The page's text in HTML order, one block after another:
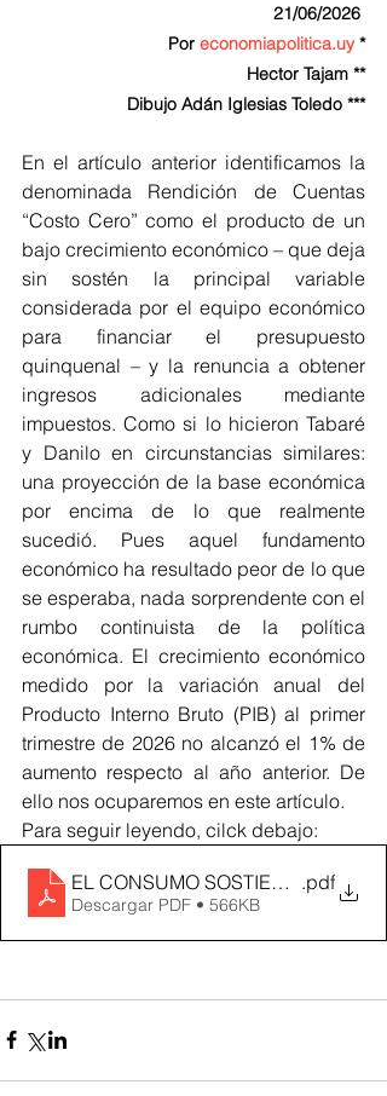
21/06/2026
Por economiapolitica.uy *
Hector Tajam **
Dibujo Adán Iglesias Toledo ***
En el artículo anterior identificamos la
denominada Rendición de Cuentas
“Costo Cero” como el producto de un
bajo crecimiento económico – que deja
sin sostén la principal variable
considerada por el equipo económico
para financiar el presupuesto
quinquenal – y la renuncia a obtener
ingresos adicionales mediante
impuestos. Como si lo hicieron Tabaré
y Danilo en circunstancias similares:
una proyección de la base económica
por encima de lo que realmente
sucedió. Pues aquel fundamento
económico ha resultado peor de lo que
se esperaba, nada sorprendente con el
rumbo continuista de la política
económica. El crecimiento económico
medido por la variación anual del
Producto Interno Bruto (PIB) al primer
trimestre de 2026 no alcanzó el 1% de
aumento respecto al año anterior. De
ello nos ocuparemos en este artículo.
Para seguir leyendo, cilck debajo:
EL CONSUMO SOSTIENE EL.pdf
Descargar PDF • 566KB